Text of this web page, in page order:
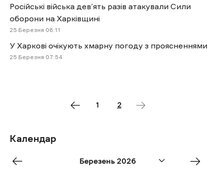
Російські війська дев’ять разів атакували Сили
оборони на Харківщині
25 Березня 08:11
У Харкові очікують хмарну погоду з проясненнями
25 Березня 07:54
Календар
Березень 2026
«
Лют
Квіт
»
1 2